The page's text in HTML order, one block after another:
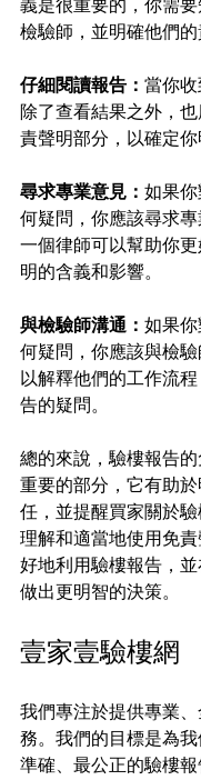
義是很重要的，你需
檢驗師，並明確他們的
仔細閱讀報告： 當你收
除了查看結果之外，
責聲明部分，以確定你
尋求專業意見： 如果
何疑問，你應該尋求專
一個律師可以幫助你
明的含義和影響。
與檢驗師溝通： 如果
何疑問，你應該與檢
以解釋他們的工作流
告的疑問。
總的來說，驗樓報告
重要的部分，它有助
任，並提醒買家關於
理解和適當地使用免
好地利用驗樓報告，
做出更明智的決策。
壹家壹驗樓網
我們專注於提供專業
務。我們的目標是為
準確、最公正的驗樓